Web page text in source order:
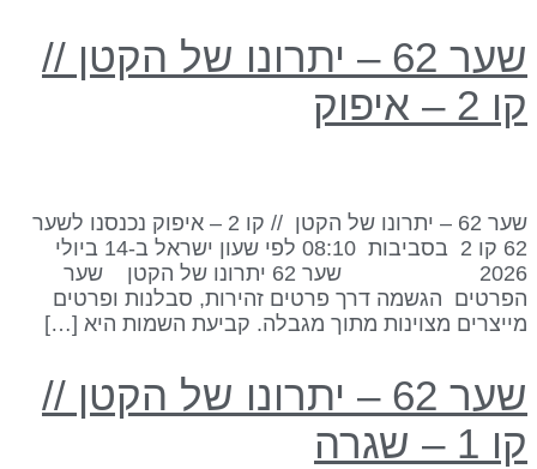
שער 62 – יתרונו של הקטן //
– איפוק
שער 62 – יתרונו של הקטן // קו 2 – איפוק נכנסנו לשער
62 קו 2 בסביבות 08:10 לפי שעון ישראל ב-14 ביולי
2026 שער 62 יתרונו של הקטן שער
הגשמה דרך פרטים זהירות, סבלנות ופרטים
מצוינות מתוך מגבלה. קביעת השמות היא […]
שער 62 – יתרונו של הקטן //
– שגרה